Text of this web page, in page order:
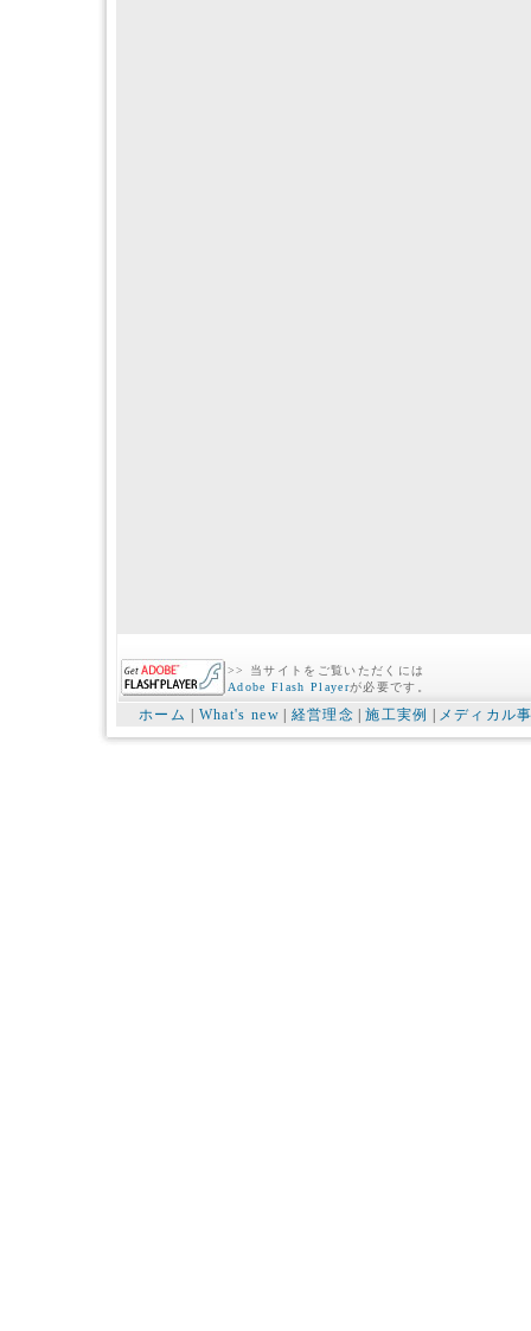
>> 当サイトをご覧いただくには
Adobe Flash Playerが必要です。
ホーム What's new 経営理念 施工実例 メディカル